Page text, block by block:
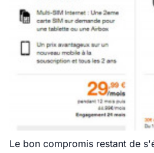
Le bon compromis restant de